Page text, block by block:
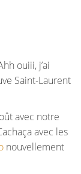
ouiii, j’ai
Saint-Laurent
avec notre
avec les
nouvellement